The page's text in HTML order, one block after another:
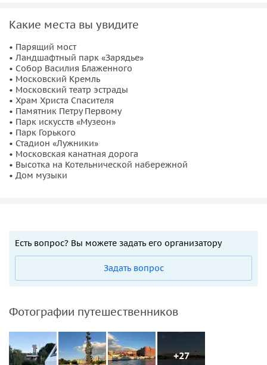
Какие места вы увидите
• Парящий мост
• Ландшафтный парк «Зарядье»
• Собор Василия Блаженного
• Московский Кремль
• Московский театр эстрады
• Храм Христа Спасителя
• Памятник Петру Первому
• Парк искусств «Музеон»
• Парк Горького
• Стадион «Лужники»
• Московская канатная дорога
• Высотка на Котельнической набережной
• Дом музыки
Есть вопрос? Вы можете задать его организатору
Задать вопрос
Фотографии путешественников
+27